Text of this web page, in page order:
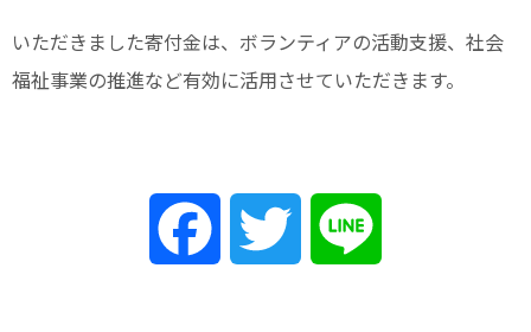
いただきました寄付金は、ボランティアの活動支援、社会
福祉事業の推進など有効に活用させていただきます。
Facebook Twitter